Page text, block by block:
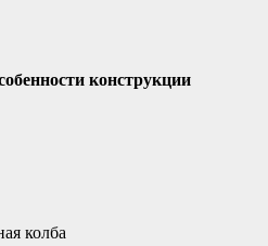
конструкции
колба